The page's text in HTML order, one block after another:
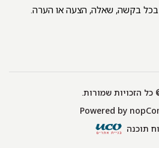
בקשה, שאלה, הצעה או הערה.
כל הזכויות שמורות.
Powered by
תוכנה